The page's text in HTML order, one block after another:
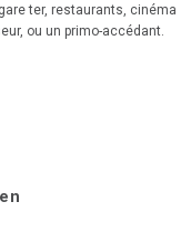
ter, restaurants, cinéma
ou un primo-accédant.